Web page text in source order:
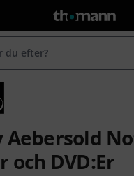
Aebersold
och DVD:Er